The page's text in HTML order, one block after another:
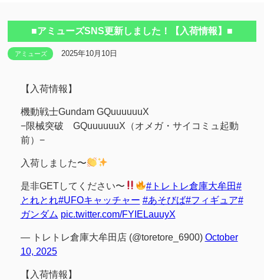
■アミューズSNS更新しました！【入荷情報】■
アミューズ 2025年10月10日
【入荷情報】
機動戦士Gundam GQuuuuuuX
−限械突破 GQuuuuuuX（オメガ・サイコミュ起動
前）−
入荷しました〜
是非GETしてください〜 #トレトレ倉庫大牟田#
とれとれ#UFOキャッチャー #あそびば#フィギュア#
ガンダム pic.twitter.com/FYIELauuyX
— トレトレ倉庫大牟田店 (@toretore_6900) October
10, 2025
【入荷情報】